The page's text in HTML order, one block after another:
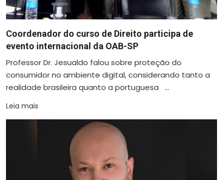
Coordenador do curso de Direito participa de
evento internacional da OAB-SP
Professor Dr. Jesualdo falou sobre proteção do
consumidor no ambiente digital, considerando tanto a
realidade brasileira quanto a portuguesa ...
Leia mais